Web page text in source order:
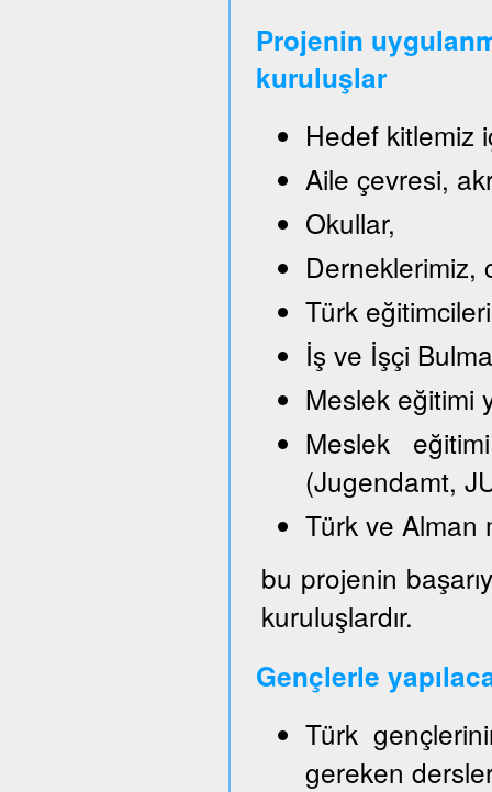
Projenin
kuruluşlar
Hedef kitlemiz
Aile çevresi,
Okullar,
Derneklerimiz,
Türk
İş ve İşçi
Meslek eğitimi
Meslek
(Jugendamt,
Türk ve Alman
bu projenin
kuruluşlardır.
Gençlerle
Türk
gereken